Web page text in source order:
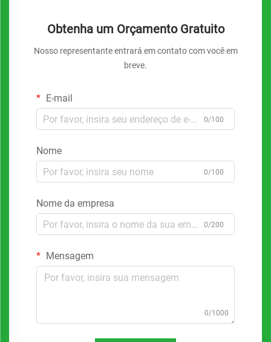
Obtenha um Orçamento Gratuito
Nosso representante entrará em contato com você em
breve.
E-mail
0/100
Nome
0/100
Nome da empresa
0/200
Mensagem
0/1000